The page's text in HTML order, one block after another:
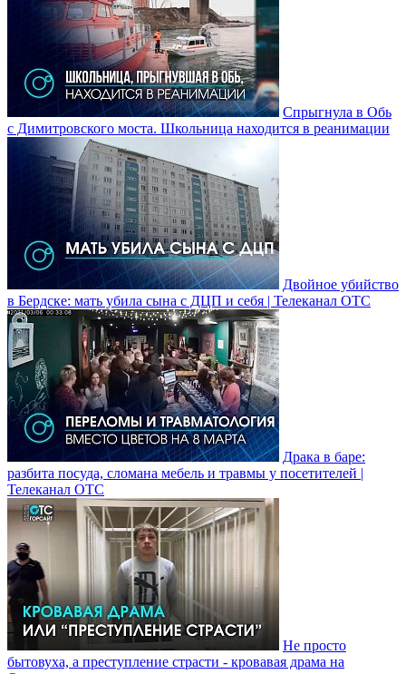
Спрыгнула в Обь
с Димитровского моста. Школьница находится в реанимации
Двойное убийство
в Бердске: мать убила сына с ДЦП и себя | Телеканал ОТС
Драка в баре:
разбита посуда, сломана мебель и травмы у посетителей |
Телеканал ОТС
Не просто
бытовуха, а преступление страсти - кровавая драма на